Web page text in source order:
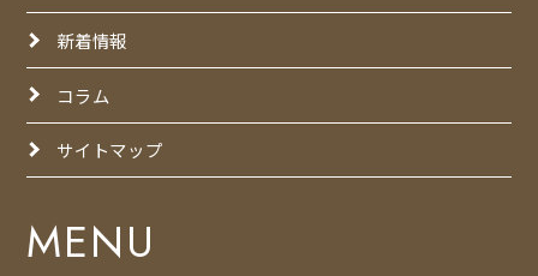
新着情報
コラム
サイトマップ
MENU